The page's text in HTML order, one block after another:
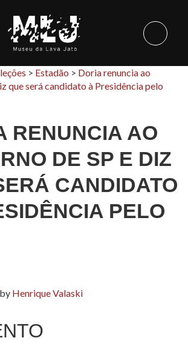
> Estadão > Doria renuncia ao
que será candidato à Presidência pelo
RENUNCIA AO
DE SP E DIZ
CANDIDATO
PELO
by Henrique Valaski